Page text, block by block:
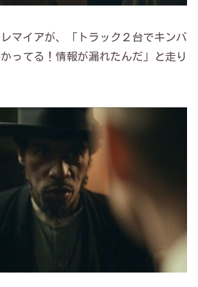
マイアが、「トラック２台でキンバ
ってる！情報が漏れたんだ」と走り